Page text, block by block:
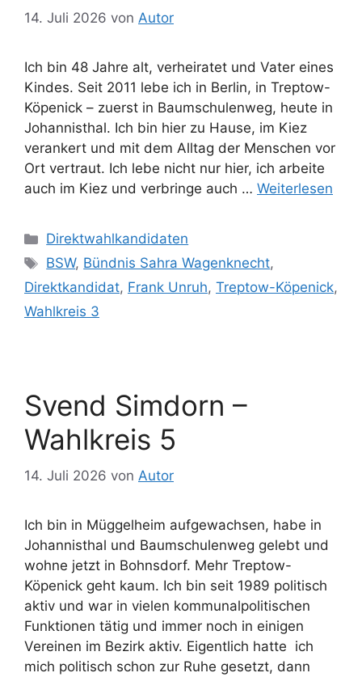
14. Juli 2026 von Autor
Ich bin 48 Jahre alt, verheiratet und Vater eines
Kindes. Seit 2011 lebe ich in Berlin, in Treptow-
Köpenick – zuerst in Baumschulenweg, heute in
Johannisthal. Ich bin hier zu Hause, im Kiez
verankert und mit dem Alltag der Menschen vor
Ort vertraut. Ich lebe nicht nur hier, ich arbeite
auch im Kiez und verbringe auch … Weiterlesen
Kategorien
Direktwahlkandidaten
Schlagwörter
BSW, Bündnis Sahra Wagenknecht,
Direktkandidat, Frank Unruh, Treptow-Köpenick,
Wahlkreis 3
Svend Simdorn –
Wahlkreis 5
14. Juli 2026 von Autor
Ich bin in Müggelheim aufgewachsen, habe in
Johannisthal und Baumschulenweg gelebt und
wohne jetzt in Bohnsdorf. Mehr Treptow-
Köpenick geht kaum. Ich bin seit 1989 politisch
aktiv und war in vielen kommunalpolitischen
Funktionen tätig und immer noch in einigen
Vereinen im Bezirk aktiv. Eigentlich hatte ich
mich politisch schon zur Ruhe gesetzt, dann